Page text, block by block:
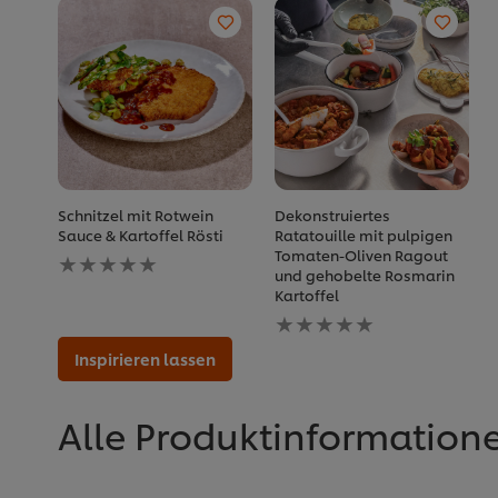
Schnitzel mit Rotwein
Sauce & Kartoffel Rösti
Keine
Bewertungen
recipe
abgegeben
Dekonstruiertes
Ratatouille mit pulpigen
Tomaten-Oliven Ragout
und gehobelte Rosmarin
Kartoffel
Keine
Bewertungen
Inspirieren lassen
Alle